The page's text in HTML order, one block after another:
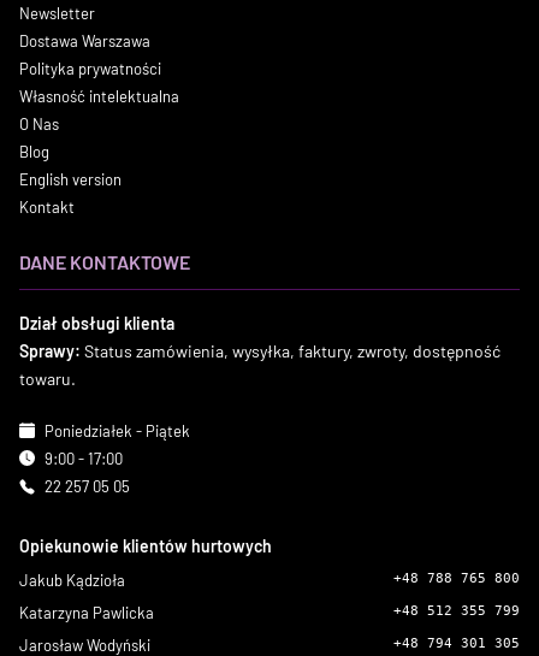
Newsletter
Dostawa Warszawa
Polityka prywatności
Własność intelektualna
O Nas
Blog
English version
Kontakt
DANE KONTAKTOWE
Dział obsługi klienta
Sprawy: Status zamówienia, wysyłka, faktury, zwroty, dostępność
towaru.
Poniedziałek - Piątek
9:00 - 17:00
22 257 05 05
Opiekunowie klientów hurtowych
Jakub Kądzioła +48 788 765 800
Katarzyna Pawlicka +48 512 355 799
Jarosław Wodyński +48 794 301 305